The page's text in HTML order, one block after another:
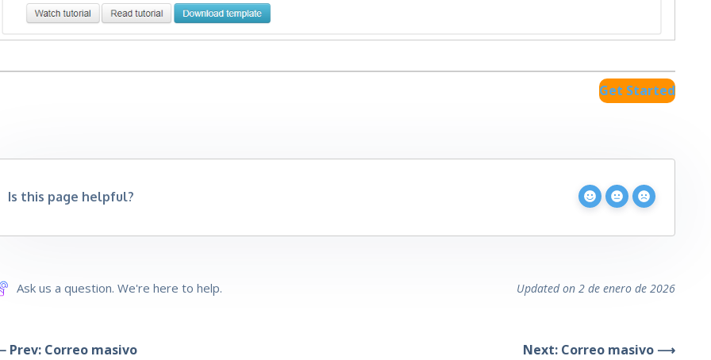
Get Started
Is this page helpful?
Ask us a question. We're here to help. Updated on 2 de enero de 2026
Correo masivo Next: Correo masivo ⟶